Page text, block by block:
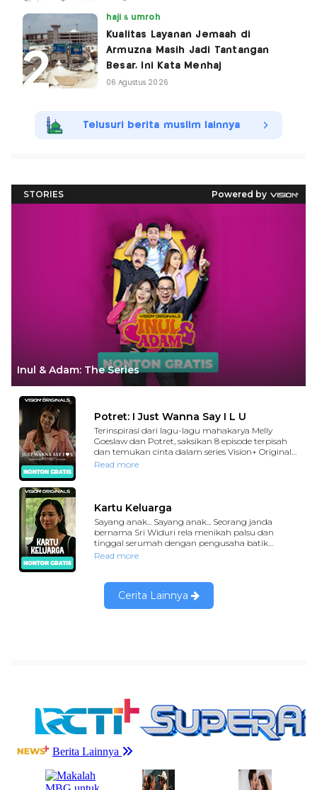
haji & umroh
Kualitas Layanan Jemaah di
Armuzna Masih Jadi Tantangan
Besar, Ini Kata Menhaj
06 Agustus 2026
Telusuri berita muslim lainnya